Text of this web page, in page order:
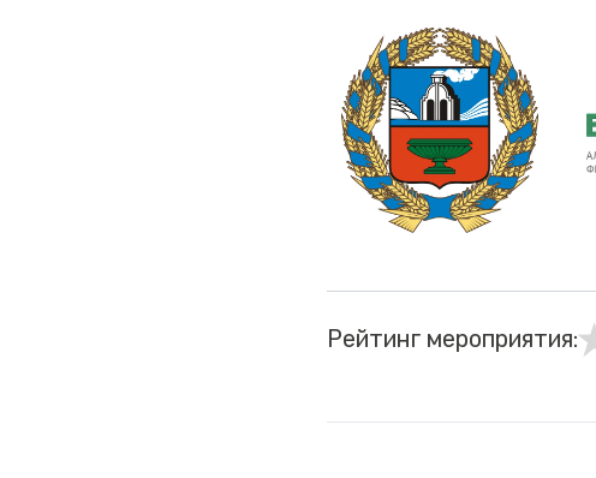
Рейтинг мероприятия: